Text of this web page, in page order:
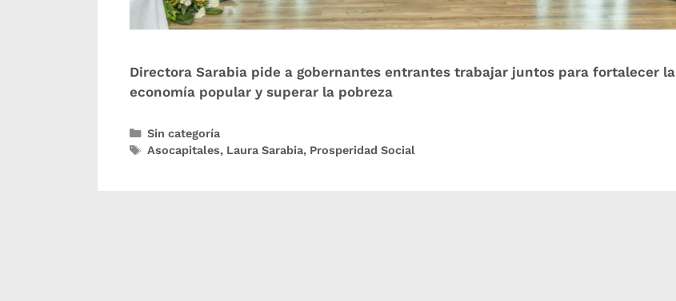
Directora Sarabia pide a gobernantes entrantes trabajar juntos para fortalecer la
economía popular y superar la pobreza
Sin categoría
Asocapitales, Laura Sarabia, Prosperidad Social